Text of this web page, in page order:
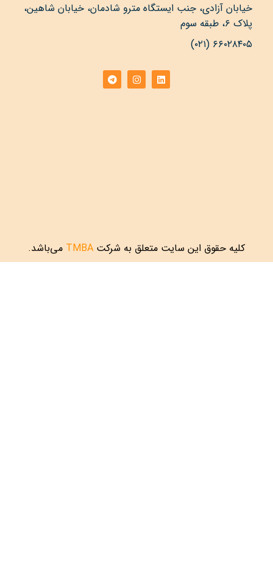
خیابان آزادی، جنب ایستگاه مترو شادمان، خیابان شاهین،
پلاک ۶، طبقه سوم
۶۶۰۲۸۴۰۵ (۰۲۱)
کلیه حقوق این سایت متعلق به شرکت TMBA می‌باشد.